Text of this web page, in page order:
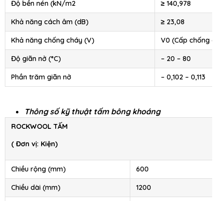
Độ bền nén (kN/m2 ≥ 140,978
Khả năng cách âm (dB) ≥ 23,08
Khả năng chống cháy (V) V0 (Cấp chống
Độ giãn nở (°C) – 20 – 80
Phần trăm giãn nở – 0,102 – 0,113
Thông số kỹ thuật tấm bông khoáng
ROCKWOOL TẤM
( Đơn vị: Kiện)
Chiều rộng (mm) 600
Chiều dài (mm) 1200